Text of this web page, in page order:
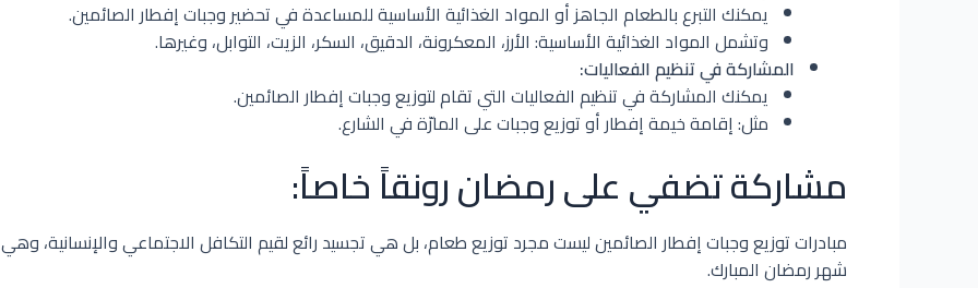
يمكنك التبرع بالطعام الجاهز أو المواد الغذائية الأساسية للمساعدة في تحضير وجبات إفطار الصائمين.
وتشمل المواد الغذائية الأساسية: الأرز، المعكرونة، الدقيق، السكر، الزيت، التوابل، وغيرها.
المشاركة في تنظيم الفعاليات:
يمكنك المشاركة في تنظيم الفعاليات التي تقام لتوزيع وجبات إفطار الصائمين.
مثل: إقامة خيمة إفطار أو توزيع وجبات على المارّة في الشارع.
مشاركة تضفي على رمضان رونقاً خاصاً:
مبادرات توزيع وجبات إفطار الصائمين ليست مجرد توزيع طعام، بل هي تجسيد رائع لقيم التكافل الاجتماعي والإنسانية،
شهر رمضان المبارك.